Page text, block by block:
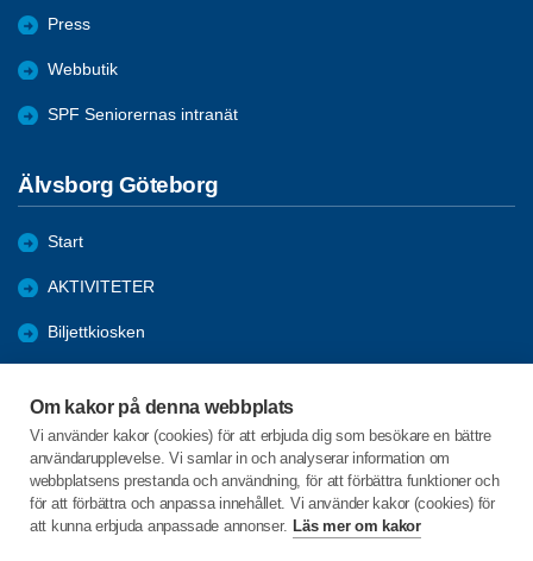
Om kakor på denna webbplats
Vi använder kakor (cookies) för att erbjuda dig som besökare en bättre
användarupplevelse. Vi samlar in och analyserar information om
webbplatsens prestanda och användning, för att förbättra funktioner och
för att förbättra och anpassa innehållet. Vi använder kakor (cookies) för
att kunna erbjuda anpassade annonser. Läs mer om kakor
Press
Webbutik
SPF Seniorernas intranät
Älvsborg Göteborg
Start
AKTIVITETER
Biljettkiosken
Bli medlem
Förmåner
C/o:Lillemor Fohlin